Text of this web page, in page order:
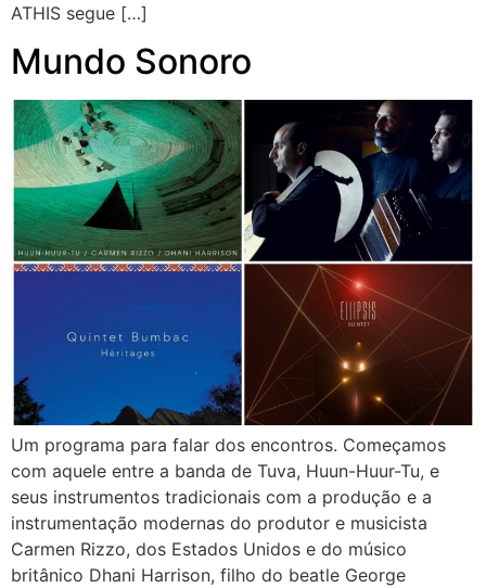
ATHIS segue […]
Mundo Sonoro
Um programa para falar dos encontros. Começamos
com aquele entre a banda de Tuva, Huun-Huur-Tu, e
seus instrumentos tradicionais com a produção e a
instrumentação modernas do produtor e musicista
Carmen Rizzo, dos Estados Unidos e do músico
britânico Dhani Harrison, filho do beatle George